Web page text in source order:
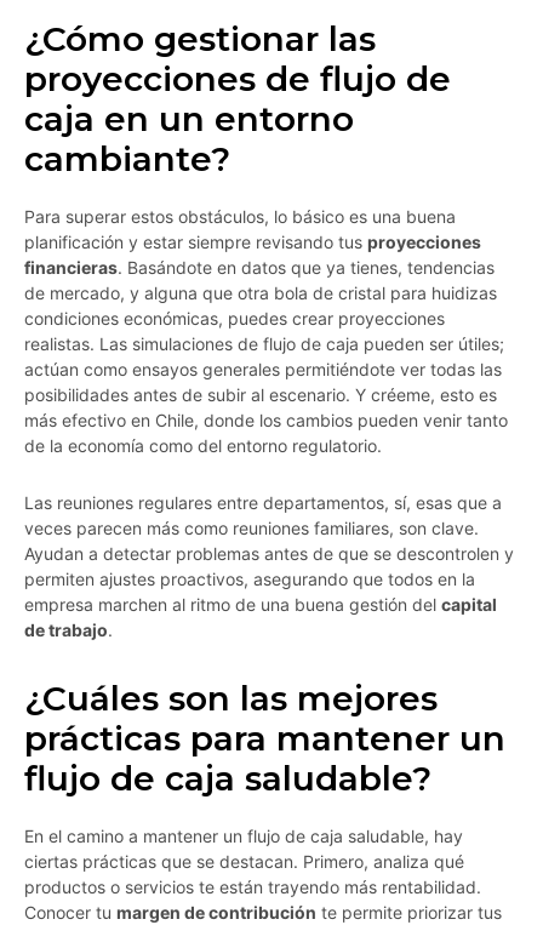
¿Cómo gestionar las
proyecciones de flujo de
caja en un entorno
cambiante?
Para superar estos obstáculos, lo básico es una buena
planificación y estar siempre revisando tus proyecciones
financieras. Basándote en datos que ya tienes, tendencias
de mercado, y alguna que otra bola de cristal para huidizas
condiciones económicas, puedes crear proyecciones
realistas. Las simulaciones de flujo de caja pueden ser útiles;
actúan como ensayos generales permitiéndote ver todas las
posibilidades antes de subir al escenario. Y créeme, esto es
más efectivo en Chile, donde los cambios pueden venir tanto
de la economía como del entorno regulatorio.
Las reuniones regulares entre departamentos, sí, esas que a
veces parecen más como reuniones familiares, son clave.
Ayudan a detectar problemas antes de que se descontrolen y
permiten ajustes proactivos, asegurando que todos en la
empresa marchen al ritmo de una buena gestión del capital
de trabajo.
¿Cuáles son las mejores
prácticas para mantener un
flujo de caja saludable?
En el camino a mantener un flujo de caja saludable, hay
ciertas prácticas que se destacan. Primero, analiza qué
productos o servicios te están trayendo más rentabilidad.
Conocer tu margen de contribución te permite priorizar tus